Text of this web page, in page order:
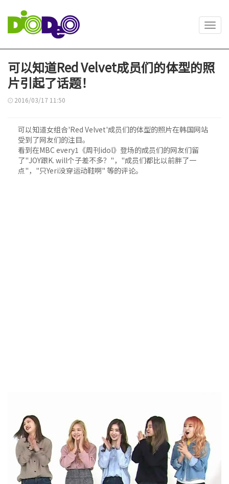
可以知道Red Velvet成员们的体型的照
片引起了话题！
2016/03/17 11:50
可以知道女组合'Red Velvet'成员们的体型的照片在韩国网站
受到了网友们的注目。
看到在MBC every1《周刊idol》登场的成员们的网友们留
了"JOY跟K. will个子差不多？"，"成员们都比以前胖了一
点"，"只Yeri没穿运动鞋啊" 等的评论。